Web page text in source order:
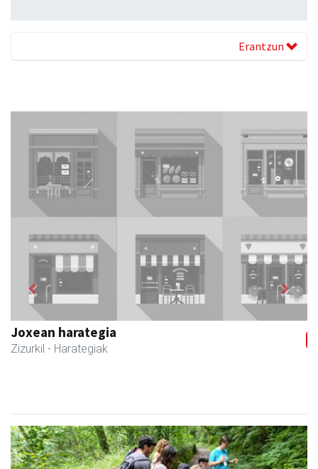
Erantzun
Joxean harategia
Zizurkil - Harategiak
Previous Next